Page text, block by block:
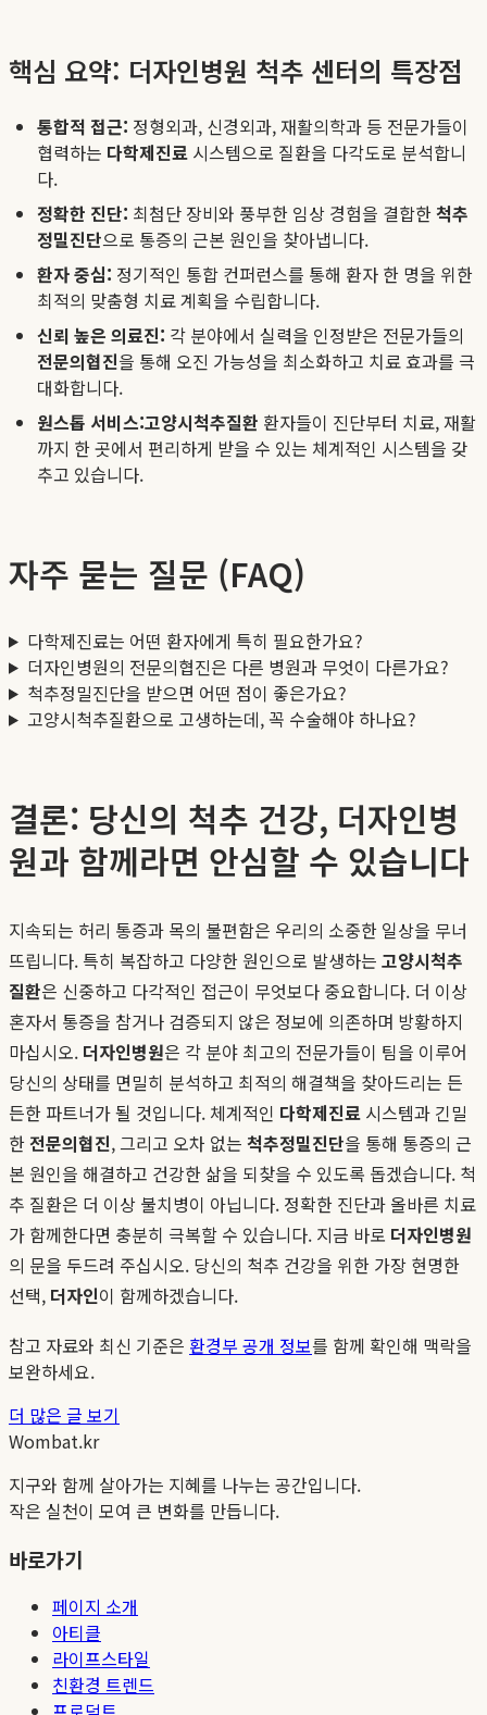
핵심 요약: 더자인병원 척추 센터의 특장점
통합적 접근: 정형외과, 신경외과, 재활의학과 등 전문가들이
협력하는 다학제진료 시스템으로 질환을 다각도로 분석합니
다.
정확한 진단: 최첨단 장비와 풍부한 임상 경험을 결합한척추
정밀진단으로 통증의 근본 원인을 찾아냅니다.
환자 중심: 정기적인 통합 컨퍼런스를 통해 환자 한 명을 위한
최적의 맞춤형 치료 계획을 수립합니다.
신뢰 높은 의료진: 각 분야에서 실력을 인정받은 전문가들의
전문의협진을 통해 오진 가능성을 최소화하고 치료 효과를 극
대화합니다.
원스톱 서비스:고양시척추질환 환자들이 진단부터 치료, 재활
까지 한 곳에서 편리하게 받을 수 있는 체계적인 시스템을 갖
추고 있습니다.
자주 묻는 질문 (FAQ)
다학제진료는 어떤 환자에게 특히 필요한가요?
더자인병원의 전문의협진은 다른 병원과 무엇이 다른가요?
척추정밀진단을 받으면 어떤 점이 좋은가요?
고양시척추질환으로 고생하는데, 꼭 수술해야 하나요?
결론: 당신의 척추 건강, 더자인병
원과 함께라면 안심할 수 있습니다
지속되는 허리 통증과 목의 불편함은 우리의 소중한 일상을 무너
뜨립니다. 특히 복잡하고 다양한 원인으로 발생하는 고양시척추
질환은 신중하고 다각적인 접근이 무엇보다 중요합니다. 더 이상
혼자서 통증을 참거나 검증되지 않은 정보에 의존하며 방황하지
마십시오. 더자인병원은 각 분야 최고의 전문가들이 팀을 이루어
당신의 상태를 면밀히 분석하고 최적의 해결책을 찾아드리는 든
든한 파트너가 될 것입니다. 체계적인 다학제진료 시스템과 긴밀
한 전문의협진, 그리고 오차 없는 척추정밀진단을 통해 통증의 근
본 원인을 해결하고 건강한 삶을 되찾을 수 있도록 돕겠습니다. 척
추 질환은 더 이상 불치병이 아닙니다. 정확한 진단과 올바른 치료
가 함께한다면 충분히 극복할 수 있습니다. 지금 바로 더자인병원
의 문을 두드려 주십시오. 당신의 척추 건강을 위한 가장 현명한
선택, 더자인이 함께하겠습니다.
참고 자료와 최신 기준은 환경부 공개 정보를 함께 확인해 맥락을
보완하세요.
더 많은 글 보기
Wombat.kr
지구와 함께 살아가는 지혜를 나누는 공간입니다.
작은 실천이 모여 큰 변화를 만듭니다.
바로가기
페이지 소개
아티클
라이프스타일
친환경 트렌드